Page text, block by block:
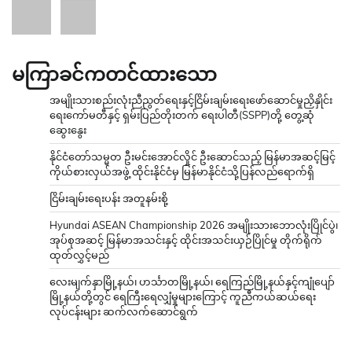
မကြာခင်ကတင်ထားသော
အမျိုးသားစည်းလုံးညီညွတ်ရေးနှင့်ငြိမ်းချမ်းရေးဖော်ဆောင်မှုညှိနှိုင်း
ရေးကော်မတီနှင့် ရှမ်းပြည်တိုးတက် ရေးပါတီ(SSPP)တို့ တွေ့ဆုံ
ဆွေးနွေး
နိုင်ငံတော်သမ္မတ ဦးမင်းအောင်လှိုင် ဦးဆောင်သည့် မြန်မာအဆင့်မြင့်
ကိုယ်စားလှယ်အဖွဲ့ ထိုင်းနိုင်ငံမှ မြန်မာနိုင်ငံသို့ပြန်လည်ရောက်ရှိ
ငြိမ်းချမ်းရေးပန်း အတူနမ်းစို့
Hyundai ASEAN Championship 2026 အမျိုးသားဘောလုံးပြိုင်ပွဲ၊
အုပ်စုအဆင့် မြန်မာအသင်းနှင့် ထိုင်းအသင်းယှဉ်ပြိုင်မှု တိုက်ရိုက်
ထုတ်လွှင့်မည်
လေးမျက်နှာမြို့နယ်၊ ဟင်္သာတမြို့နယ်၊ ရေကြည်မြို့နယ်နှင့်ကျုံပျော်
မြို့နယ်တို့တွင် ရေကြီးရေလျှံမှုများကြောင့် ကူညီကယ်ဆယ်ရေး
လုပ်ငန်းများ ဆက်လက်ဆောင်ရွက်